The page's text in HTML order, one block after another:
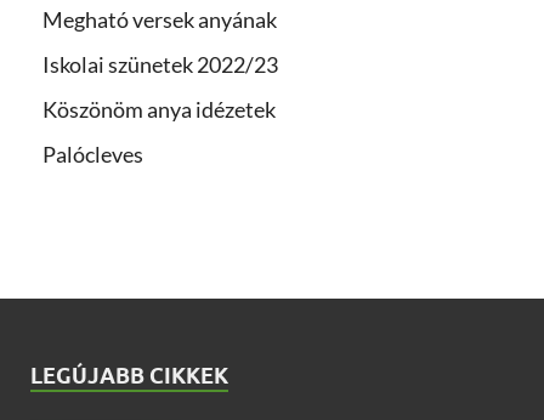
Megható versek anyának
Iskolai szünetek 2022/23
Köszönöm anya idézetek
Palócleves
LEGÚJABB CIKKEK